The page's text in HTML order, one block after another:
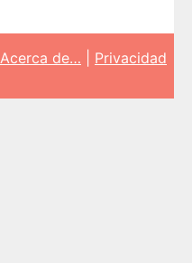
Acerca de… Privacidad